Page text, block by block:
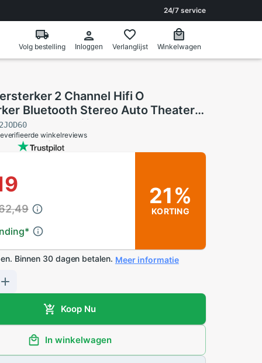
24/7 service
Volg bestelling Inloggen Verlanglijst Winkelwagen
2 Channel Hifi O
Bluetooth Stereo Auto Theater
Radio Usb/Tf/Aux
winkelreviews
*
21%
KORTING
Binnen 30 dagen betalen. Meer informatie
Koop Nu
In winkelwagen